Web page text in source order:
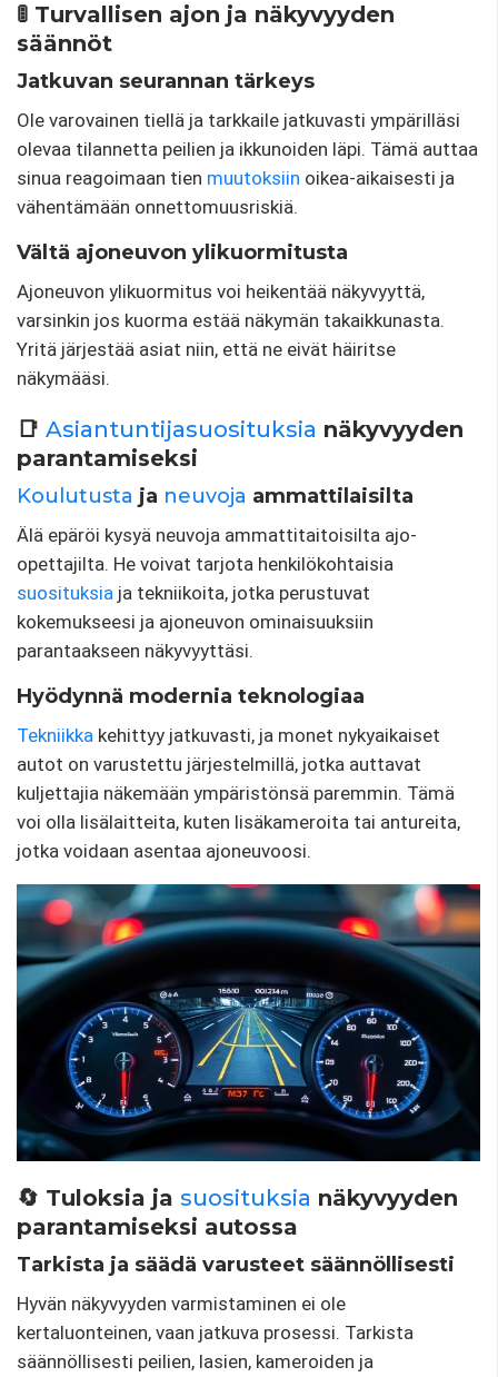
🚦 Turvallisen ajon ja näkyvyyden
säännöt
Jatkuvan seurannan tärkeys
Ole varovainen tiellä ja tarkkaile jatkuvasti ympärilläsi
olevaa tilannetta peilien ja ikkunoiden läpi. Tämä auttaa
sinua reagoimaan tien muutoksiin oikea-aikaisesti ja
vähentämään onnettomuusriskiä.
Vältä ajoneuvon ylikuormitusta
Ajoneuvon ylikuormitus voi heikentää näkyvyyttä,
varsinkin jos kuorma estää näkymän takaikkunasta.
Yritä järjestää asiat niin, että ne eivät häiritse
näkymääsi.
📑 Asiantuntijasuosituksia näkyvyyden
parantamiseksi
Koulutusta ja neuvoja ammattilaisilta
Älä epäröi kysyä neuvoja ammattitaitoisilta ajo-
opettajilta. He voivat tarjota henkilökohtaisia
suosituksia ja tekniikoita, jotka perustuvat
kokemukseesi ja ajoneuvon ominaisuuksiin
parantaakseen näkyvyyttäsi.
Hyödynnä modernia teknologiaa
Tekniikka kehittyy jatkuvasti, ja monet nykyaikaiset
autot on varustettu järjestelmillä, jotka auttavat
kuljettajia näkemään ympäristönsä paremmin. Tämä
voi olla lisälaitteita, kuten lisäkameroita tai antureita,
jotka voidaan asentaa ajoneuvoosi.
🔄 Tuloksia ja suosituksia näkyvyyden
parantamiseksi autossa
Tarkista ja säädä varusteet säännöllisesti
Hyvän näkyvyyden varmistaminen ei ole
kertaluonteinen, vaan jatkuva prosessi. Tarkista
säännöllisesti peilien, lasien, kameroiden ja